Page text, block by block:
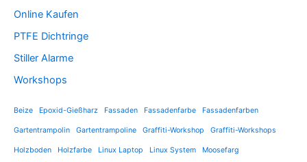
Online Kaufen
PTFE Dichtringe
Stiller Alarme
Workshops
Beize Epoxid-Gießharz Fassaden Fassadenfarbe Fassadenfarben
Gartentrampolin Gartentrampoline Graffiti-Workshop Graffiti-Workshops
Holzboden Holzfarbe Linux Laptop Linux System Moosefarg